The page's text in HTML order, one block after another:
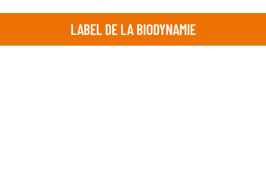
LABEL DE LA BIODYNAMIE